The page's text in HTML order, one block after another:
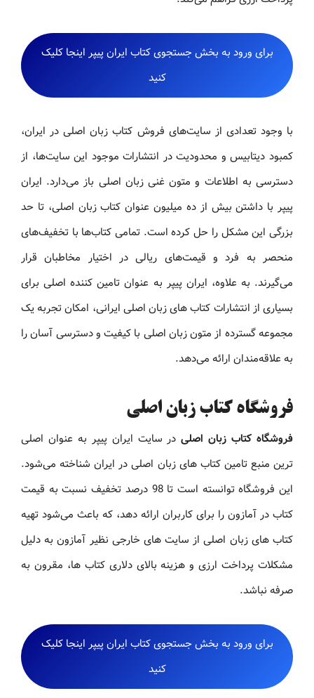
برای ورود به بخش جستجوی کتاب ایران پیپر اینجا کلیک
کنید
با وجود تعدادی از سایت‌های فروش کتاب زبان اصلی در ایران،
کمبود دیتابیس و محدودیت در انتشارات موجود این سایت‌ها، از
دسترسی به اطلاعات و متون غنی زبان اصلی باز می‌دارد. ایران
پیپر با داشتن بیش از ده میلیون عنوان کتاب زبان اصلی، تا حد
بزرگی این مشکل را حل کرده است. تمامی کتاب‌ها با تخفیف‌های
منحصر به فرد و قیمت‌های ریالی در اختیار مخاطبان قرار
می‌گیرند. به علاوه، ایران پیپر به عنوان تامین کننده اصلی برای
بسیاری از انتشارات کتاب های زبان اصلی ایرانی، امکان تجربه یک
مجموعه گسترده از متون زبان اصلی با کیفیت و دسترسی آسان را
به علاقه‌مندان ارائه می‌دهد.
فروشگاه کتاب زبان اصلی
فروشگاه کتاب زبان اصلیدر سایت ایران پیپر به عنوان اصلی
ترین منبع تامین کتاب های زبان اصلی در ایران شناخته می‌شود.
این فروشگاه توانسته است تا 98 درصد تخفیف نسبت به قیمت
کتاب در آمازون را برای کاربران ارائه دهد، که باعث می‌شود تهیه
کتاب های زبان اصلی از سایت های خارجی نظیر آمازون به دلیل
مشکلات پرداخت ارزی و هزینه بالای دلاری کتاب ها، مقرون به
صرفه نباشد.
برای ورود به بخش جستجوی کتاب ایران پیپر اینجا کلیک
کنید